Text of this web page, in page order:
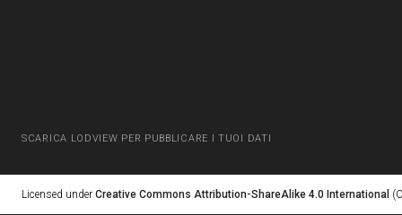
SCARICA LODVIEW PER PUBBLICARE I TUOI DATI
Licensed under Creative Commons Attribution-ShareAlike 4.0 International